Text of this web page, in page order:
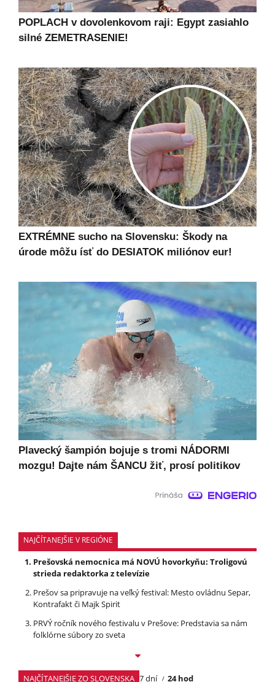
POPLACH v dovolenkovom raji: Egypt zasiahlo
silné ZEMETRASENIE!
EXTRÉMNE sucho na Slovensku: Škody na
úrode môžu ísť do DESIATOK miliónov eur!
Plavecký šampión bojuje s tromi NÁDORMI
mozgu! Dajte nám ŠANCU žiť, prosí politikov
NAJČÍTANEJŠIE V REGIÓNE
Prešovská nemocnica má NOVÚ hovorkyňu: Troligovú
strieda redaktorka z televízie
Prešov sa pripravuje na veľký festival: Mesto ovládnu Separ,
Kontrafakt či Majk Spirit
PRVÝ ročník nového festivalu v Prešove: Predstavia sa nám
folklórne súbory zo sveta
NAJČÍTANEJŠIE ZO SLOVENSKA 7 dní 24 hod